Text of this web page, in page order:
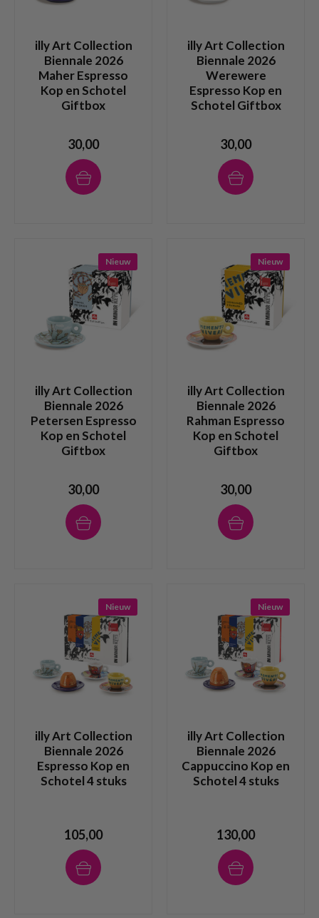
illy Art Collection
Biennale 2026
Maher Espresso
Kop en Schotel
Giftbox
30,00
illy Art Collection
Biennale 2026
Werewere
Espresso Kop en
Schotel Giftbox
30,00
Nieuw
illy Art Collection
Biennale 2026
Petersen Espresso
Kop en Schotel
Giftbox
30,00
Nieuw
illy Art Collection
Biennale 2026
Rahman Espresso
Kop en Schotel
Giftbox
30,00
Nieuw
illy Art Collection
Biennale 2026
Espresso Kop en
Schotel 4 stuks
105,00
Nieuw
illy Art Collection
Biennale 2026
Cappuccino Kop en
Schotel 4 stuks
130,00